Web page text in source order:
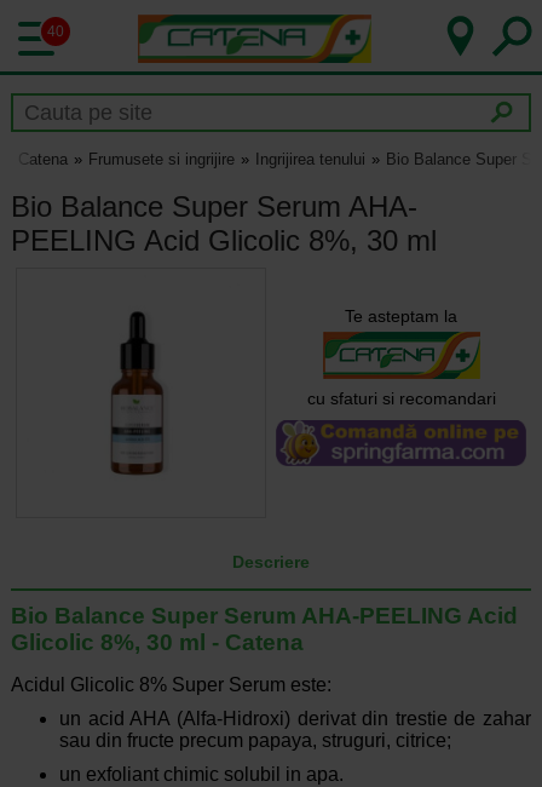
40
Catena Frumusete si ingrijire Ingrijirea tenului Bio Balance Super
Bio Balance Super Serum AHA-
PEELING Acid Glicolic 8%, 30 ml
Te asteptam la
cu sfaturi si recomandari
Descriere
Bio Balance Super Serum AHA-PEELING Acid
Glicolic 8%, 30 ml - Catena
Acidul Glicolic 8% Super Serum este:
un acid AHA (Alfa-Hidroxi) derivat din trestie de zahar
sau din fructe precum papaya, struguri, citrice;
un exfoliant chimic solubil in apa.